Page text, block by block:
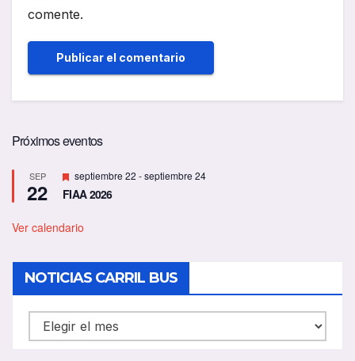
comente.
Próximos eventos
SEP
22
D
e
s
a
d
o
septiembre 22 -septiembre 24
FIAA 2026
Ver calendario
NOTICIAS CARRIL BUS
NOTICIAS
CARRIL